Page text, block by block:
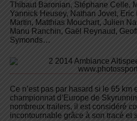
Thibaut Baronian, Stéphane Celle,
Yannick Heusey, Nathan Jovet, Eric
Martin, Matthias Mouchart, Julien
Manu Ranchin, Gaël Reynaud,
Symonds…
Ce n’est pas par hasard si le 65 km
championnat d’Europe de
nombreux trailers, il est considéré
incontournable grâce à son tracé et